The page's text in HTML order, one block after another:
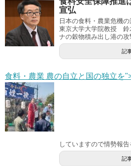
宣弘
日本の食料・農業危機
東京大学大学院教授
ナの穀物積み出し港の
記
食料・農業 農の自立と国の独立を
していますので情勢報
記